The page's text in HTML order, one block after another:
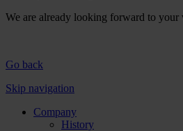
We are already looking forward to your
Go back
Skip navigation
Company
History